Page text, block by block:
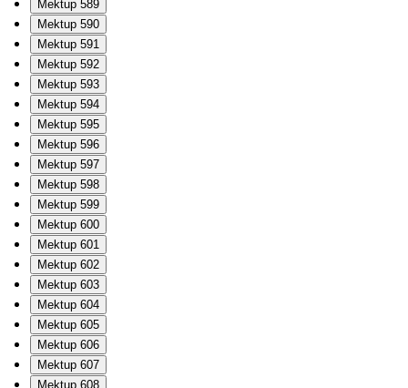
Mektup 589
Mektup 590
Mektup 591
Mektup 592
Mektup 593
Mektup 594
Mektup 595
Mektup 596
Mektup 597
Mektup 598
Mektup 599
Mektup 600
Mektup 601
Mektup 602
Mektup 603
Mektup 604
Mektup 605
Mektup 606
Mektup 607
Mektup 608